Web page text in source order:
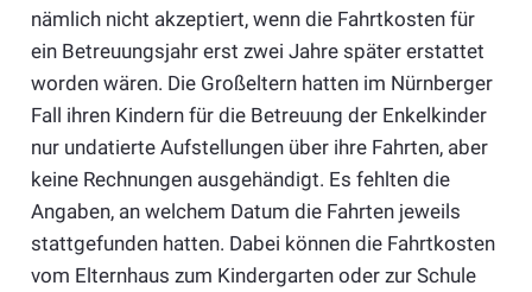
nämlich nicht akzeptiert, wenn die Fahrtkosten für
ein Betreuungsjahr erst zwei Jahre später erstattet
worden wären. Die Großeltern hatten im Nürnberger
Fall ihren Kindern für die Betreuung der Enkelkinder
nur undatierte Aufstellungen über ihre Fahrten, aber
keine Rechnungen ausgehändigt. Es fehlten die
Angaben, an welchem Datum die Fahrten jeweils
stattgefunden hatten. Dabei können die Fahrtkosten
vom Elternhaus zum Kindergarten oder zur Schule